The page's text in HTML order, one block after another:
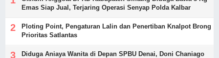
Emas Siap Jual, Terjaring Operasi Senyap Polda Kalbar
Ploting Point, Pengaturan Lalin dan Penertiban Knalpot Brong
Prioritas Satlantas
Diduga Aniaya Wanita di Depan SPBU Denai, Doni Chaniago